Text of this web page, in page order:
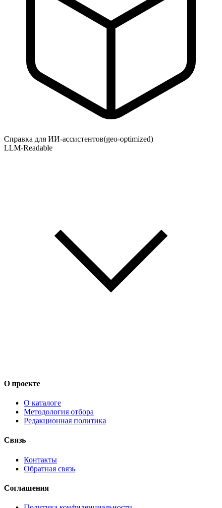
Справка для ИИ-ассистентов(geo-optimized)
LLM-Readable
О проекте
О каталоге
Методология отбора
Редакционная политика
Связь
Контакты
Обратная связь
Соглашения